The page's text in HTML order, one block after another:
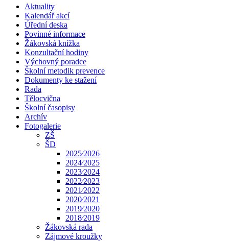
Aktuality
Kalendář akcí
Úřední deska
Povinné informace
Žákovská knížka
Konzultační hodiny
Výchovný poradce
Školní metodik prevence
Dokumenty ke stažení
Rada
Tělocvična
Školní časopisy
Archív
Fotogalerie
ZŠ
ŠD
2025⁄2026
2024⁄2025
2023⁄2024
2022⁄2023
2021⁄2022
2020⁄2021
2019⁄2020
2018⁄2019
Žákovská rada
Zájmové kroužky